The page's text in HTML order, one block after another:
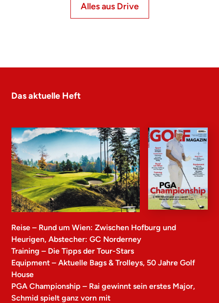
Alles aus Drive
Das aktuelle Heft
Reise – Rund um Wien: Zwischen Hofburg und
Heurigen, Abstecher: GC Norderney
Training – Die Tipps der Tour-Stars
Equipment – Aktuelle Bags & Trolleys, 50 Jahre Golf
House
PGA Championship – Rai gewinnt sein erstes Major,
Schmid spielt ganz vorn mit